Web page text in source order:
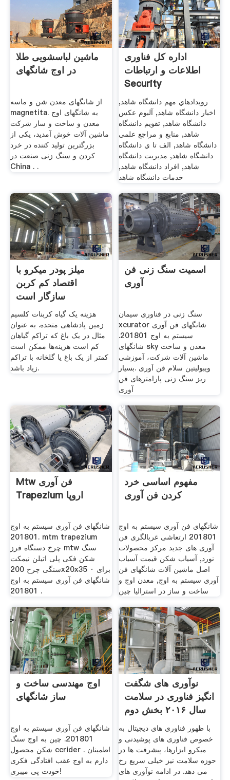
ماشین لباسشویی طلا
در اوج شانگهای
از شانگهای معدن شن و ماسه
magnetita. به شانگهای اوج
معدن و ساخت و ساز شرکت
ماشین آلات خوش آمدید، یکی از
بزرگترین تولید کننده در خرد
کردن و سنگ زنی صنعت در
China . .
اداره کل فناوری
اطلاعات و ارتباطات
Security
رويدادهاي مهم دانشگاه شاهد,
اخبار دانشگاه شاهد, آلبوم عکس
دانشگاه شاهد, تقويم دانشگاه
شاهد, منابع و مراجع علمي
دانشگاه شاهد, الف تا ي دانشگاه
دانشگاه شاهد, مديريت دانشگاه
شاهد, افراد دانشگاه شاهد,
خدمات دانشگاه شاهد
میلز پودر میکرو با
اقتصاد کم کربن
سازگار است
هزینه یک گیاه کربنات کلسیم
زمین پادشاهی متحده. به عنوان
مثال در یک باغ که تراکم گیاهان
کم است هزینه‌ها ممکن است
کمتر از یک باغ یا گلخانه با تراکم
زیاد باشد.
اسمیت سنگ زنی فن
آوری
سنگ زنی در فناوری سیمان
xcurator شانگهای فن آوری
سیستم به اوج 201801.
شانگهای sky معدن و ساخت
ماشین آلات شرکت، آموزشی
ویبولیتین سلام فن آوری .بسیار
ریز سنگ زنی پارامترهای فن
آوری
Mtw فن آوری
Trapezium اروپا
شانگهای فن آوری سیستم به اوج
201801. mtm trapezium
چرخ دستگاه فرز mtw سنگ
شکن فکی پلی اتیلن نیمکت
سنگی چرخ 200x20x35 برای ·
شانگهای فن آوری سیستم به اوج
201801 .
مفهوم اساسی خرد
کردن فن آوری
شانگهای فن آوری سیستم به اوج
201801 ارتعاشی غربالگری فن
آوری های جدید مرکز محصولات
نورد, آسیاب شکن قیمت آسیاب
اصل ماشین آلات شانگهای فن
آوری سیستم به اوج, معدن اوج و
ساخت و ساز در استرالیا چین
اوج مهندسی ساخت و
ساز شانگهای
شانگهای فن آوری سیستم به اوج
201801. چین به اوج سنگ
شکن محصول ccrider . اطمینان
دارم به اوج عقب افتادگی فکری
خودت پی میبری!
نوآوری های شگفت
انگیز فناوری در سلامت
سال ۲۰۱۶ بخش دوم
با ظهور فناوری های دیجیتال به
خصوص فناوری های پوشیدنی و
میکرو ابزارها، پیشرفت ها در
حوزه سلامت نیز خیلی سریع رخ
می دهد. در ادامه نوآوری های